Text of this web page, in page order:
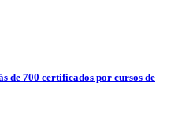
de 700 certificados por cursos de